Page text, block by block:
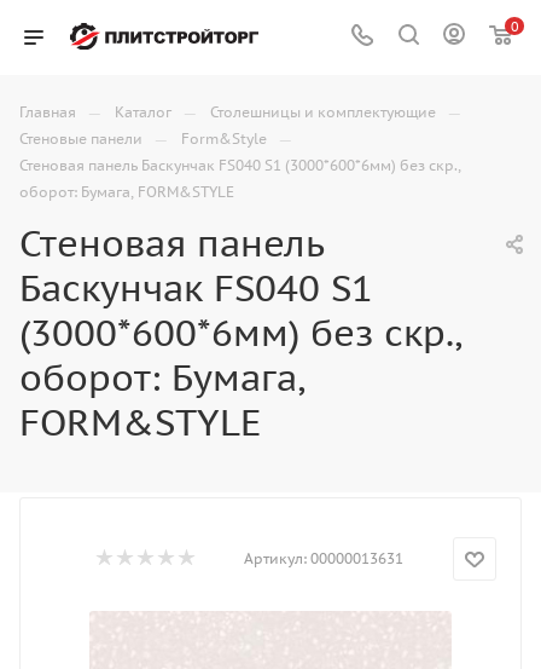
0
Главная — Каталог — Столешницы и комплектующие —
Стеновые панели — Form&Style —
Стеновая панель Баскунчак FS040 S1 (3000*600*6мм) без скр.,
оборот: Бумага, FORM&STYLE
Стеновая панель
Баскунчак FS040 S1
(3000*600*6мм) без скр.,
оборот: Бумага,
FORM&STYLE
Артикул: 00000013631